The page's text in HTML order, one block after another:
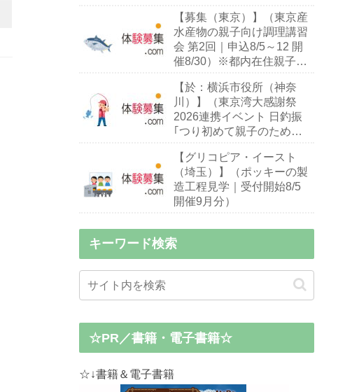
【募集（東京）】（東京産
水産物の親子向け調理講習
会 第2回｜申込8/5～12 開
催8/30）※都内在住親子
【於：横浜市役所（神奈
川）】（東京湾大感謝祭
2026連携イベント 日釣振
｢つり初めて親子のための
9/13 開催9/26・27）※釣り
初心者,小中学生親子
【グリコピア・イースト
（埼玉）】（ポッキーの製
造工程見学｜受付開始8/5
開催9月分）
キーワード検索
☆PR／書籍・電子書籍☆
☆↓書籍＆電子書籍